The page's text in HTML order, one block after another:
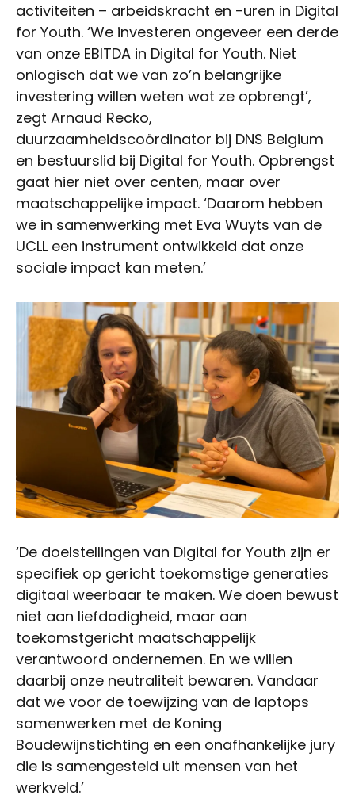
activiteiten – arbeidskracht en -uren in Digital
for Youth. ‘We investeren ongeveer een derde
van onze EBITDA in Digital for Youth. Niet
onlogisch dat we van zo’n belangrijke
investering willen weten wat ze opbrengt’,
zegt Arnaud Recko,
duurzaamheidscoördinator bij DNS Belgium
en bestuurslid bij Digital for Youth. Opbrengst
gaat hier niet over centen, maar over
maatschappelijke impact. ‘Daarom hebben
we in samenwerking met Eva Wuyts van de
UCLL een instrument ontwikkeld dat onze
sociale impact kan meten.’
‘De doelstellingen van Digital for Youth zijn er
specifiek op gericht toekomstige generaties
digitaal weerbaar te maken. We doen bewust
niet aan liefdadigheid, maar aan
toekomstgericht maatschappelijk
verantwoord ondernemen. En we willen
daarbij onze neutraliteit bewaren. Vandaar
dat we voor de toewijzing van de laptops
samenwerken met de Koning
Boudewijnstichting en een onafhankelijke jury
die is samengesteld uit mensen van het
werkveld.’